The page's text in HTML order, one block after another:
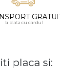
la plata cu cardul
placa si: